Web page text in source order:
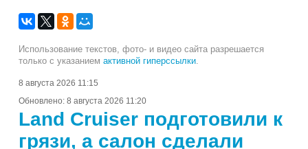
Использование текстов, фото- и видео сайта разрешается
только с указанием активной гиперссылки
8 августа 2026 11:15
Обновлено: 8 августа 2026 11:20
Land Cruiser подготовили к
грязи, а салон сделали